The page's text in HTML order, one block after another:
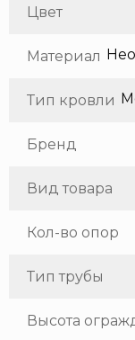
Цвет
Материал
Тип кровли
Бренд
Вид товара
Кол-во опор
Тип трубы
Высота